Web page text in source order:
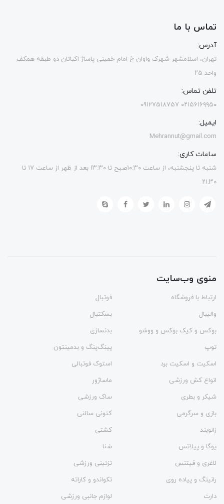
تماس با ما
آدرس:
تهران، اسلامشهر شهرک واوان خ امام خمینی پاساژ اکباتان دو طبقه همکف
واحد ۲۵
تلفن تماس:
۰۲۱۵۶۱۶۹۹۵۰ 09127518757
ایمیل:
Mehrannut@gmail.com
ساعات کاری:
شنبه تا پنجشنبه، از ساعت ۱۰:۳۰صبح تا ۱۳.۳۰ بعد از ظهر از ساعت ۱۷ تا
۲۱:۳۰
منوی وب‌سایت
ارتباط با فروشگاه
فوتبال
والیبال
بسکتبال
بوکس و کیک بوکس و ووشو
بدنسازی
توپ
پینگ‌پنگ و بدمينتون
اسکیت و اسکیت برد
استوک فوتبالی
انواع کش ورزشی
ماساژور
شیکر و بطری
ساک ورزشی
بازی و سرگرمی
کتونی سالنی
زانوبند
کشتی
یوگا و پیلاتس
شنا
لاغری و فیتنس
تزئینی ورزشی
رانینگ و پیاده روی
تکواندو و کاراته
دارت
لوازم جانبی ورزشی